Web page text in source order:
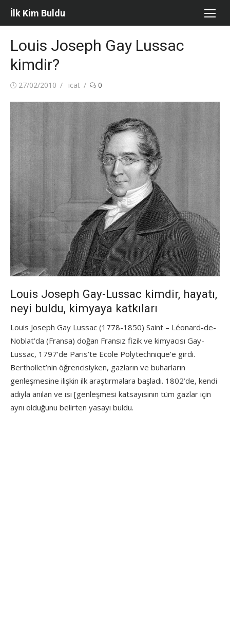
Skip
İlk Kim Buldu
Louis Joseph Gay Lussac
kimdir?
Posted
27/02/2010 Author
icat 0
Louis Joseph Gay-Lussac kimdir, hayatı,
neyi buldu, kimyaya katkıları
Louis Joseph Gay Lussac (1778-1850) Saint – Léonard-de-
Noblat’da (Fransa) doğan Fransız fizik ve kimyacısı Gay-
Lussac, 1797’de Paris’te Ecole Polytechnique’e girdi.
Berthollet’nin öğrencisiyken, gazların ve buharların
genleşmesine ilişkin ilk araştırmalara başladı. 1802’de, kendi
adıyla anılan ve ısı [genleşmesi katsayısının tüm gazlar için
aynı olduğunu belirten yasayı buldu.